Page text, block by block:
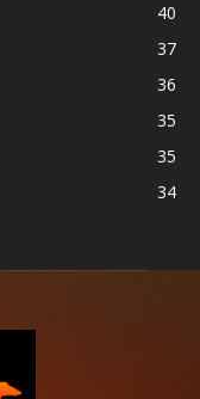
40
37
36
35
35
34